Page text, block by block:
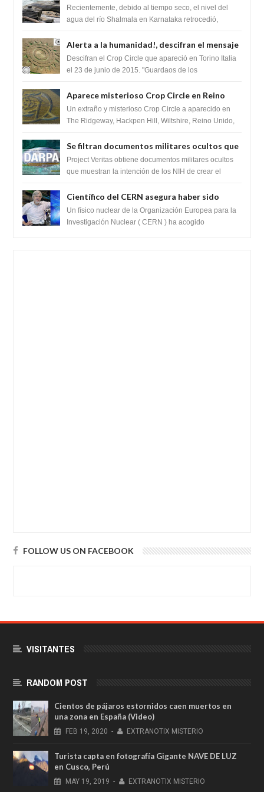
impresionante hallazgo de miles de Shiva
Lingas
Recientemente, debido al tiempo seco, el nivel del
agua del río Shalmala en Karnataka retrocedió,
Alerta a la humanidad!, descifran el mensaje
del Crop Circle de Torino ,Italia
Descifran el Crop Circle que apareció en Torino Italia
el 23 de junio de 2015. "Guardaos de los
Aparece misterioso Crop Circle en Reino
Unido 23 de junio 2016
Un extraño y misterioso Crop Circle a aparecido en
The Ridgeway, Hackpen Hill, Wiltshire, Reino Unido,
Se filtran documentos militares ocultos que
muestran la intención de los NIH de crear el
SARS-CoV-2, utilizando la investigación de
Project Veritas obtiene documentos militares ocultos
que muestran la intención de los NIH de crear el
Científico del CERN asegura haber sido
ayudado por seres de luz durante una
prueba del Colisionador de Hadrones
Un físico nuclear de la Organización Europea para la
Investigación Nuclear ( CERN ) ha acogido
FOLLOW US ON FACEBOOK
VISITANTES
RANDOM POST
Cientos de pájaros estornidos caen muertos en
una zona en España (Video)
FEB 19, 2020 - EXTRANOTIX MISTERIO
Turista capta en fotografía Gigante NAVE DE LUZ
en Cusco, Perú
MAY 19, 2019 - EXTRANOTIX MISTERIO